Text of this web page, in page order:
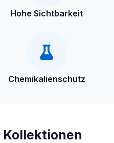
Hohe Sichtbarkeit
Chemikalienschutz